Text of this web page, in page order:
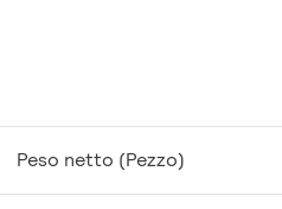
Peso netto (Pezzo)